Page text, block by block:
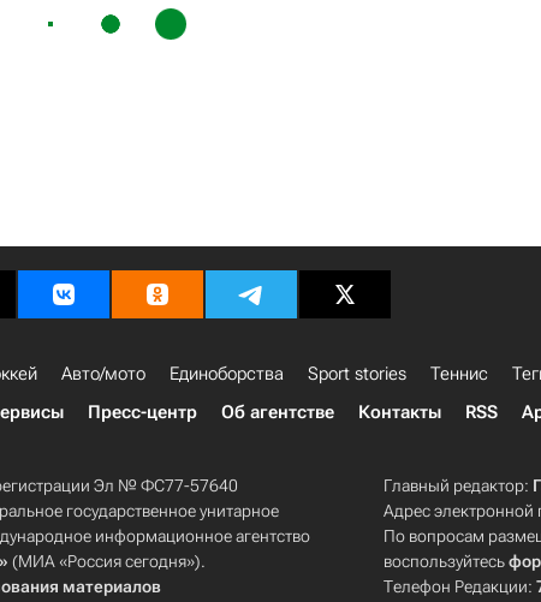
Авто/мото Единоборства Sport stories Теннис
Пресс-центр Об агентстве Контакты RSS
Эл № ФС77-57640
государственное унитарное
информационное агентство
(МИА «Россия сегодня»).
материалов
Главный редактор:
Адрес электронной
По вопросам
воспользуйтесь
Телефон Редакции: